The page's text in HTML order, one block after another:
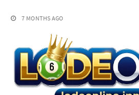
7 MONTHS AGO